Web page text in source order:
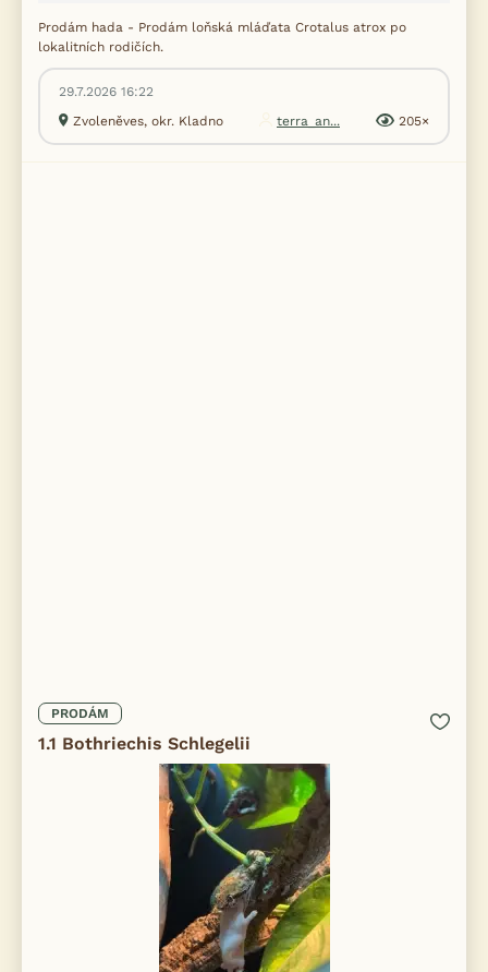
Prodám hada - Prodám loňská mláďata Crotalus atrox po
lokalitních rodičích.
29.7.2026 16:22
Zvoleněves, okr. Kladno
terra_an... 205×
PRODÁM
1.1 Bothriechis Schlegelii